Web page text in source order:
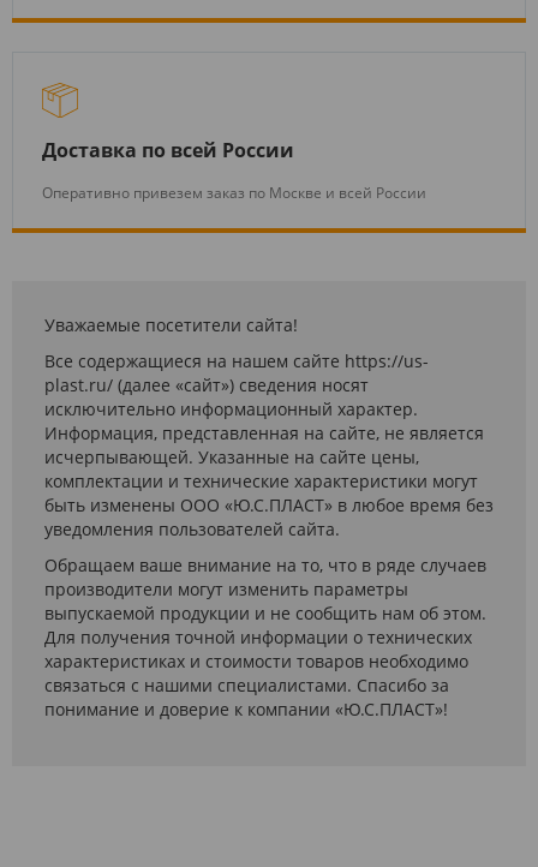
Доставка по всей России
Оперативно привезем заказ по Москве и всей России
Уважаемые посетители сайта!
Все содержащиеся на нашем сайте https://us-
plast.ru/ (далее «сайт») сведения носят
исключительно информационный характер.
Информация, представленная на сайте, не является
исчерпывающей. Указанные на сайте цены,
комплектации и технические характеристики могут
быть изменены ООО «Ю.С.ПЛАСТ» в любое время без
уведомления пользователей сайта.
Обращаем ваше внимание на то, что в ряде случаев
производители могут изменить параметры
выпускаемой продукции и не сообщить нам об этом.
Для получения точной информации о технических
характеристиках и стоимости товаров необходимо
связаться с нашими специалистами. Спасибо за
понимание и доверие к компании «Ю.С.ПЛАСТ»!